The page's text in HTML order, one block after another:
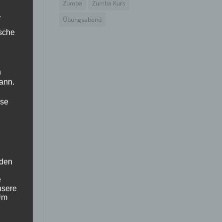
Zumba
Zumba Kurs
Übungsabend